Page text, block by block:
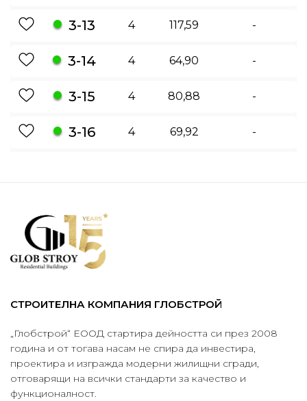
3-13 4 117,59 -
3-14 4 64,90 -
3-15 4 80,88 -
3-16 4 69,92 -
СТРОИТЕЛНА КОМПАНИЯ ГЛОБСТРОЙ
„Глобстрой“ ЕООД стартира дейността си през 2008
година и от тогава насам не спира да инвестира,
проектира и изгражда модерни жилищни сгради,
отговарящи на всички стандарти за качество и
функционалност.